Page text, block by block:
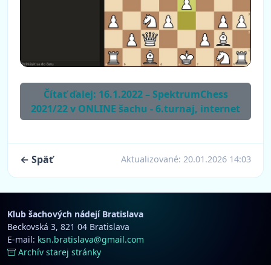
Čítať ďalej: 16.1.2022 – SpektrumChess
2021/22 v ONLINE šachu - 6.turnaj, internet
← Späť Aktualizované: 20.01.2026 14:03
Klub šachových nádejí Bratislava
Beckovská 3, 821 04 Bratislava
E-mail: ksn.bratislava@gmail.com
Archív starej stránky